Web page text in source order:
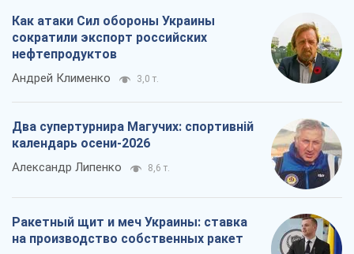
Как атаки Сил обороны Украины
сократили экспорт российских
нефтепродуктов
Андрей Клименко 3,0 т.
Два супертурнира Магучих: спортивній
календарь осени-2026
Александр Липенко 8,6 т.
Ракетный щит и меч Украины: ставка
на производство собственных ракет